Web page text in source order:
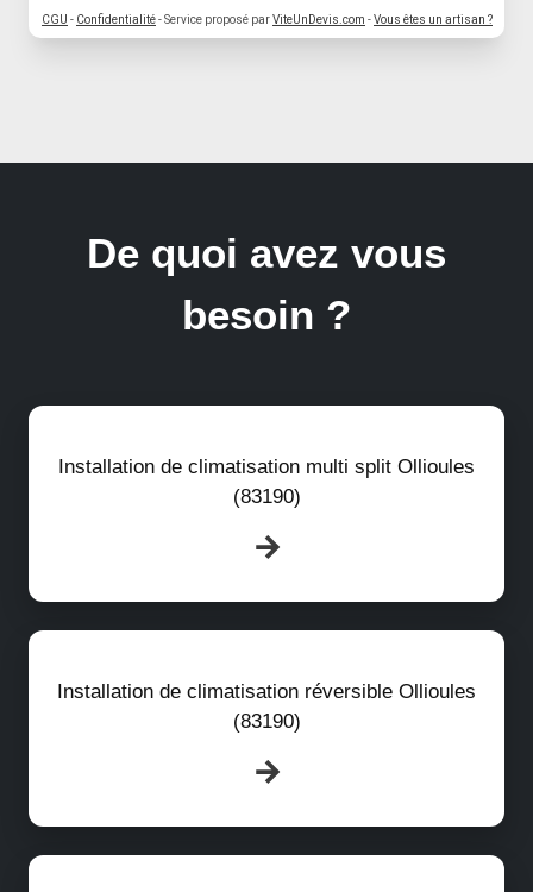
CGU - Confidentialité- Service proposé parViteUnDevis.com -Vous êtes un artisan ?
De quoi avez vous
besoin ?
Installation de climatisation multi split Ollioules
(83190)
Installation de climatisation réversible Ollioules
(83190)